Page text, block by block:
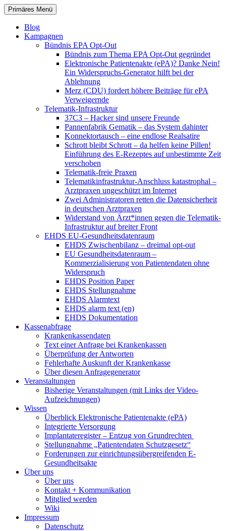
Zum
Inhalt
springen
patientenrechte-datenschutz.de
Suchen
Primäres Menü
Blog
Kampagnen
Bündnis EPA Opt-Out
Bündnis zum Thema EPA Opt-Out gegründet
Elektronische Patientenakte (ePA)? Danke Nein!
Ein Widerspruchs-Generator hilft bei der
Ablehnung
Merz (CDU) fordert höhere Beiträge für ePA
Verweigernde
Telematik-Infrastruktur
37C3 – Hacker sind unsere Freunde
Pannenfabrik Gematik – das System dahinter
Konnektortausch – eine endlose Realsatire
Schrott bleibt Schrott – da helfen keine Pillen!
Einführung des E-Rezeptes auf unbestimmte Zeit
verschoben
Telematik-freie Praxen
Telematikinfrastruktur-Anschluss katastrophal –
Arztpraxen ungeschützt im Internet
Zwei Administratoren retten die Datensicherheit
in deutschen Arztpraxen
Widerstand von Ärzt*innen gegen die Telematik-
Infrastruktur auf breiter Front
EHDS EU-Gesundheitsdatenraum
EHDS Zwischenbilanz – dreimal opt-out
EU Gesundheitsdatenraum –
Kommerzialisierung von Patientendaten ohne
Widerspruch
EHDS Position Paper
EHDS Stellungnahme
EHDS Alarmtext
EHDS alarm text (en)
EHDS Dokumentation
Kassenabfrage
Krankenkassendaten
Text einer Anfrage bei Krankenkassen
Überprüfung der Antworten
Fehlerhafte Auskunft der Krankenkasse
Über diesen Anfragegenerator
Veranstaltungen
Bisherige Veranstaltungen (mit Links der Video-
Aufzeichnungen)
Wissen
Überblick Elektronische Patientenakte (ePA)
Integrierte Versorgung
Implantateregister – Entzug von Grundrechten
Stellungnahme „Patientendaten Schutzgesetz“
Forderungen zur einrichtungsübergreifenden E-
Gesundheitsakte
Über uns
Über uns
Kontakt + Kommunikation
Mitglied werden
Wiki
Impressum
Datenschutz